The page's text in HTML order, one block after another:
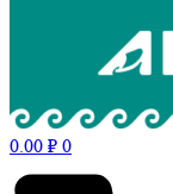
0.00 ₽ 0